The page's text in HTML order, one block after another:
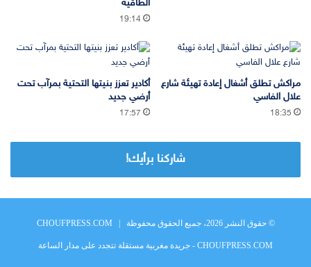
الطاقية
19:14
مراكش تطلق أشغال إعادة تهيئة شارع
علال الفاسي
18:35
أكادير تعزز بنيتها التحتية بمرآب تحت
أرضي جديد
17:57
شاركنا برأيك!
© حقوق النشر 2026، جميع الحقوق محفوظة | CHOUFPRESS.COM
CHOUFPRESS.COM - جريدة مغربية مستقلة تتجدد على مدار الساعة